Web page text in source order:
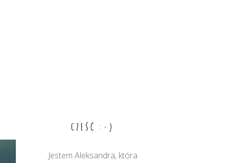
CZEŚĆ :-)
Jestem Aleksandra, która